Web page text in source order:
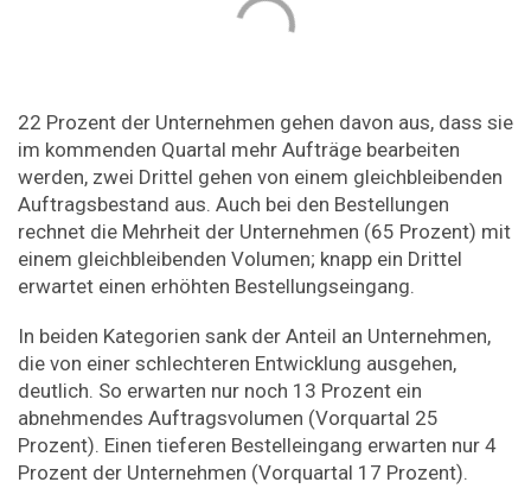
22 Prozent der Unternehmen gehen davon aus, dass sie
im kommenden Quartal mehr Aufträge bearbeiten
werden, zwei Drittel gehen von einem gleichbleibenden
Auftragsbestand aus. Auch bei den Bestellungen
rechnet die Mehrheit der Unternehmen (65 Prozent) mit
einem gleichbleibenden Volumen; knapp ein Drittel
erwartet einen erhöhten Bestellungseingang.
In beiden Kategorien sank der Anteil an Unternehmen,
die von einer schlechteren Entwicklung ausgehen,
deutlich. So erwarten nur noch 13 Prozent ein
abnehmendes Auftragsvolumen (Vorquartal 25
Prozent). Einen tieferen Bestelleingang erwarten nur 4
Prozent der Unternehmen (Vorquartal 17 Prozent).